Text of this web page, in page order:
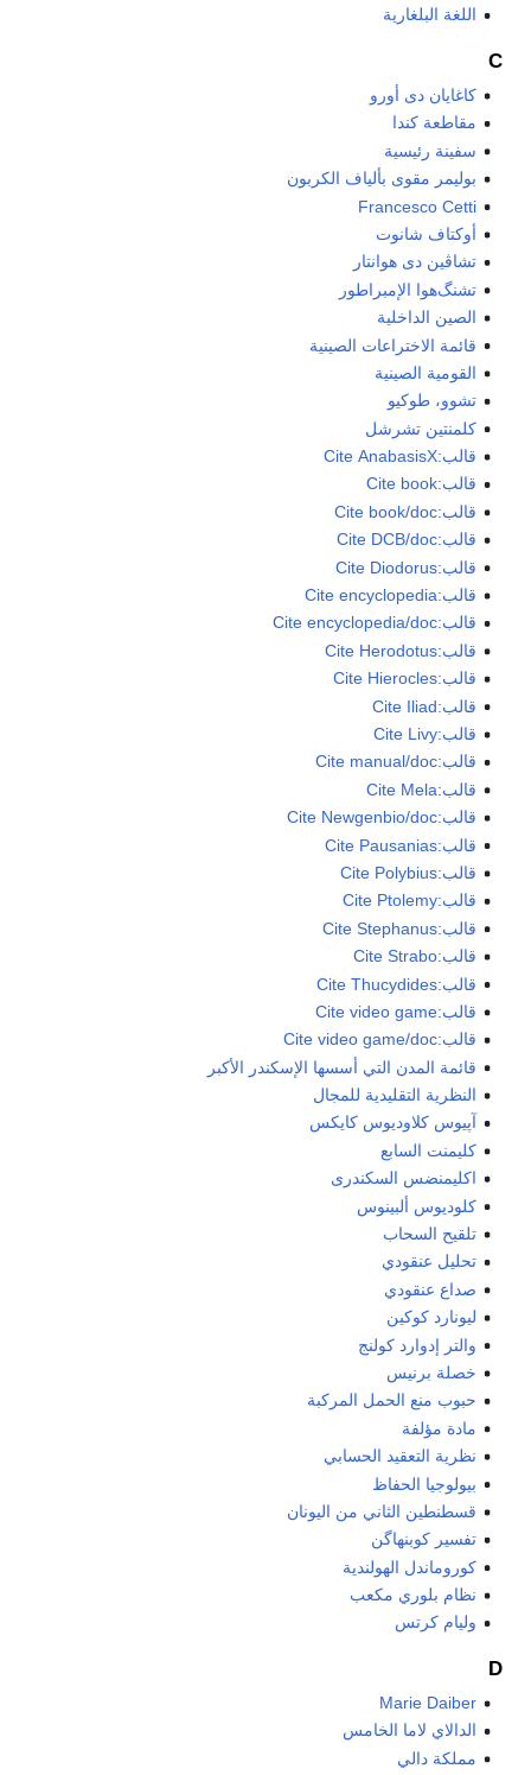
اللغة البلغارية
C
كاغايان دى أورو
مقاطعة كندا
سفينة رئيسية
بوليمر مقوى بألياف الكربون
Francesco Cetti
أوكتاف شانوت
تشاڤين دى هوانتار
تشنگ‌هوا الإمبراطور
الصين الداخلية
قائمة الاختراعات الصينية
القومية الصينية
تشوو، طوكيو
كلمنتين تشرشل
قالب:Cite AnabasisX
قالب:Cite book
قالب:Cite book/doc
قالب:Cite DCB/doc
قالب:Cite Diodorus
قالب:Cite encyclopedia
قالب:Cite encyclopedia/doc
قالب:Cite Herodotus
قالب:Cite Hierocles
قالب:Cite Iliad
قالب:Cite Livy
قالب:Cite manual/doc
قالب:Cite Mela
قالب:Cite Newgenbio/doc
قالب:Cite Pausanias
قالب:Cite Polybius
قالب:Cite Ptolemy
قالب:Cite Stephanus
قالب:Cite Strabo
قالب:Cite Thucydides
قالب:Cite video game
قالب:Cite video game/doc
قائمة المدن التي أسسها الإسكندر الأكبر
النظرية التقليدية للمجال
آپيوس كلاوديوس كايكس
كليمنت السابع
اكليمنضس السكندرى
كلوديوس ألبينوس
تلقيح السحاب
تحليل عنقودي
صداع عنقودي
ليونارد كوكين
والتر إدوارد كولنج
خصلة برنيس
حبوب منع الحمل المركبة
مادة مؤلفة
نظرية التعقيد الحسابي
بيولوجيا الحفاظ
قسطنطين الثاني من اليونان
تفسير كوبنهاگن
كوروماندل الهولندية
نظام بلوري مكعب
وليام كرتس
D
Marie Daiber
الدالاي لاما الخامس
مملكة دالي